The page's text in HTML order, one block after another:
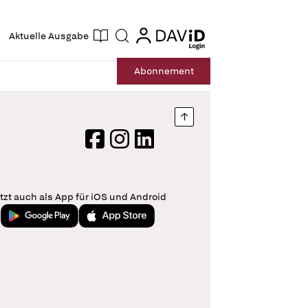
Aktuelle Ausgabe Suche login
login
Abonnement
Nach oben springen
FacebookInstagram
LinkedIn
auch als App für iOS und Android
Jetzt bei Google PlayLaden im App Store